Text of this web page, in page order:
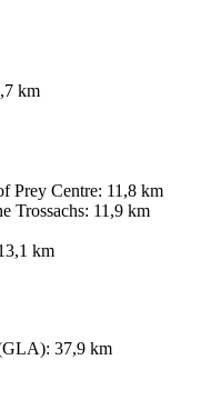
km
Prey Centre: 11,8 km
Trossachs: 11,9 km
km
37,9 km